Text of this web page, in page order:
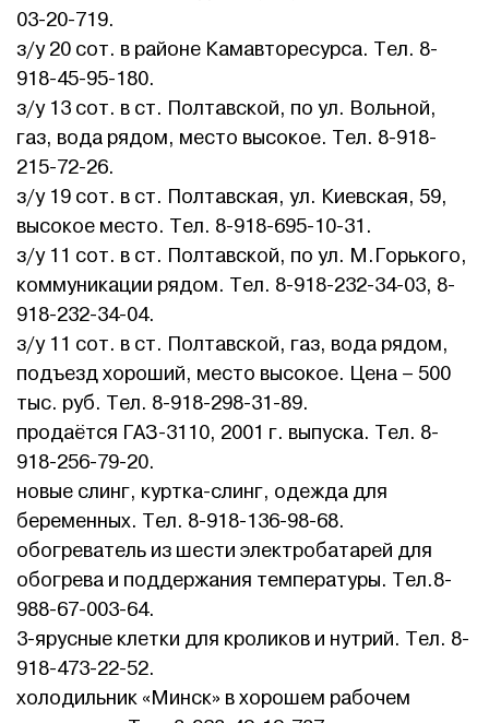
03-20-719.
з/у 20 сот. в районе Камавторесурса. Тел. 8-
918-45-95-180.
з/у 13 сот. в ст. Полтавской, по ул. Вольной,
газ, вода рядом, место высокое. Тел. 8-918-
215-72-26.
з/у 19 сот. в ст. Полтавская, ул. Киевская, 59,
высокое место. Тел. 8-918-695-10-31.
з/у 11 сот. в ст. Полтавской, по ул. М.Горького,
коммуникации рядом. Тел. 8-918-232-34-03, 8-
918-232-34-04.
з/у 11 сот. в ст. Полтавской, газ, вода рядом,
подъезд хороший, место высокое. Цена – 500
тыс. руб. Тел. 8-918-298-31-89.
продаётся ГАЗ-3110, 2001 г. выпуска. Тел. 8-
918-256-79-20.
новые слинг, куртка-слинг, одежда для
беременных. Тел. 8-918-136-98-68.
обогреватель из шести электробатарей для
обогрева и поддержания температуры. Тел.8-
988-67-003-64.
3-ярусные клетки для кроликов и нутрий. Тел. 8-
918-473-22-52.
холодильник «Минск» в хорошем рабочем